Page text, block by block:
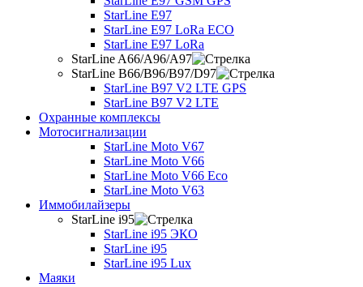
StarLine E97
StarLine E97 LoRa ECO
StarLine E97 LoRa
StarLine A66/A96/A97
StarLine B66/B96/B97/D97
StarLine B97 V2 LTE GPS
StarLine B97 V2 LTE
Охранные комплексы
Мотосигнализации
StarLine Moto V67
StarLine Moto V66
StarLine Moto V66 Eco
StarLine Moto V63
Иммобилайзеры
StarLine i95
StarLine i95 ЭКО
StarLine i95
StarLine i95 Lux
Маяки